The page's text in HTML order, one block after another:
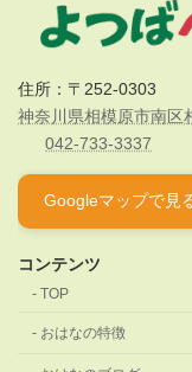
住所：〒252-0303
神奈川県相模原市南区
042-733-3337
Googleマップで見
コンテンツ
TOP
おはなの特徴